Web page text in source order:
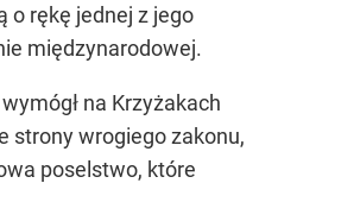
o rękę jednej z jego
międzynarodowej.
na Krzyżakach
strony wrogiego zakonu,
poselstwo, które